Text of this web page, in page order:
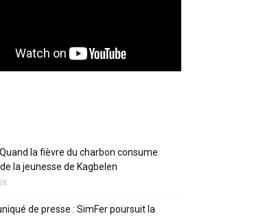
Quand la fièvre du charbon consume
de la jeunesse de Kagbelen
de presse : SimFer poursuit la